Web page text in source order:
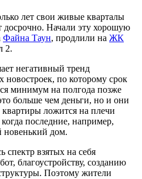
лет свои живые кварталы
Начали эту хорошую
Файна Таун, продлили на ЖК
2.
негативный тренд
по которому срок
минимум на полгода позже
больше чем деньги, но и они
ложится на плечи
последние, например,
новенький дом.
спектр взятых на себя
благоустройству, созданию
Поэтому жители